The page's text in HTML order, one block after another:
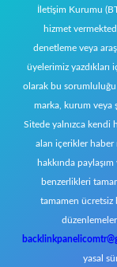
İletişim Kurumu
hizmet
denetleme veya
üyelerimiz
olarak bu sorumluluğu
marka, kurum veya
Sitede yalnızca kendi
alan içerikler haber
hakkında
benzerlikleri
tamamen ücretsiz
yasal